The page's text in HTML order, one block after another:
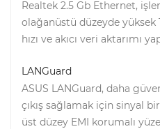
Realtek 2.5 Gb Ethernet,
olağanüstü düzeyde yüksek
hızı ve akıcı veri aktarımı
LANGuard
ASUS LANGuard, daha
çıkış sağlamak için sinyal
üst düzey EMI korumalı